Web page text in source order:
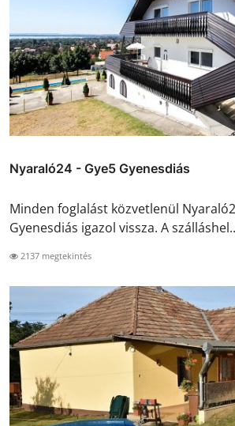
Nyaraló24 - Gye5 Gyenesdiás
Minden foglalást közvetlenül
Gyenesdiás igazol vissza. A
2137 megtekintés